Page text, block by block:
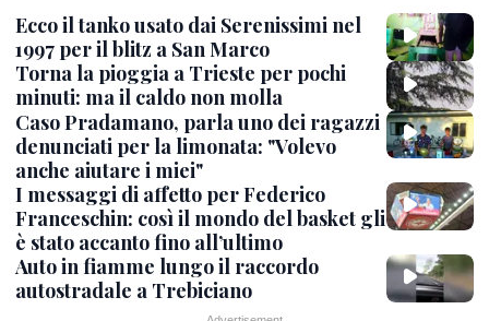
Ecco il tanko usato dai Serenissimi nel
1997 per il blitz a San Marco
Torna la pioggia a Trieste per pochi
minuti: ma il caldo non molla
Caso Pradamano, parla uno dei ragazzi
denunciati per la limonata: "Volevo
anche aiutare i miei"
I messaggi di affetto per Federico
Franceschin: così il mondo del basket gli
è stato accanto fino all’ultimo
Auto in fiamme lungo il raccordo
autostradale a Trebiciano